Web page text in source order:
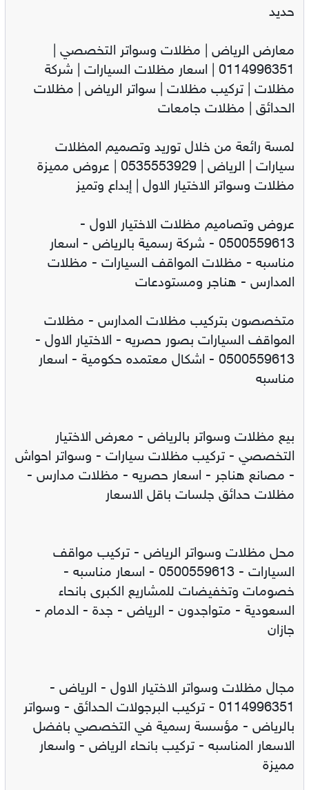
حديد
معارض الرياض | مظلات وسواتر التخصصي |
0114996351 | اسعار مظلات السيارات | شركة
مظلات | تركيب مظلات | سواتر الرياض | مظلات
الحدائق | مظلات جامعات
لمسة رائعة من خلال توريد وتصميم المظلات
سيارات | الرياض | 0535553929 | عروض مميزة
مظلات وسواتر الاختيار الاول | إبداع وتميز
عروض وتصاميم مظلات الاختيار الاول -
0500559613 - شركة رسمية بالرياض - اسعار
مناسبه - مظلات المواقف السيارات - مظلات
المدارس - هناجر ومستودعات
متخصصون بتركيب مظلات المدارس - مظلات
المواقف السيارات بصور حصريه - الاختيار الاول -
0500559613 - اشكال معتمده حكومية - اسعار
مناسبه
بيع مظلات وسواتر بالرياض - معرض الاختيار
التخصصي - تركيب مظلات سيارات - وسواتر احواش
- مصانع هناجر - اسعار حصريه - مظلات مدارس -
مظلات حدائق جلسات باقل الاسعار
محل مظلات وسواتر الرياض - تركيب مواقف
السيارات - 0500559613 - اسعار مناسبه -
خصومات وتخفيضات للمشاريع الكبرى بانحاء
السعودية - متواجدون - الرياض - جدة - الدمام -
جازان
مجال مظلات وسواتر الاختيار الاول - الرياض -
0114996351 - تركيب البرجولات الحدائق - وسواتر
بالرياض - مؤسسة رسمية في التخصصي بافضل
الاسعار المناسبه - تركيب بانحاء الرياض - واسعار
مميزة